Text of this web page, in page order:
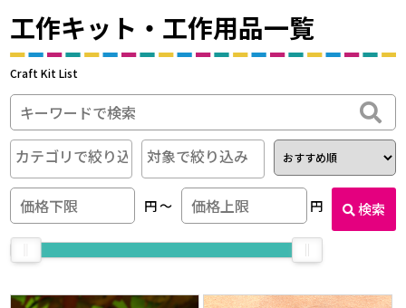
工作キット・工作用品一覧
Craft Kit List
円〜 円 検索